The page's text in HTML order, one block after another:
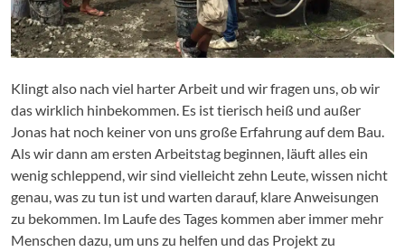
Klingt also nach viel harter Arbeit und wir fragen uns, ob wir
das wirklich hinbekommen. Es ist tierisch heiß und außer
Jonas hat noch keiner von uns große Erfahrung auf dem Bau.
Als wir dann am ersten Arbeitstag beginnen, läuft alles ein
wenig schleppend, wir sind vielleicht zehn Leute, wissen nicht
genau, was zu tun ist und warten darauf, klare Anweisungen
zu bekommen. Im Laufe des Tages kommen aber immer mehr
Menschen dazu, um uns zu helfen und das Projekt zu